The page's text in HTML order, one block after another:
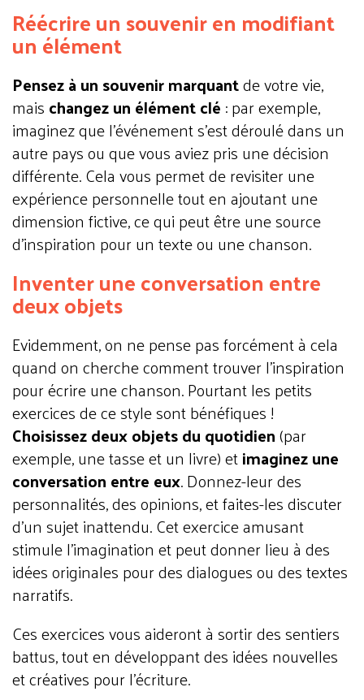
Réécrire un souvenir en modifiant
un élément
Pensez à un souvenir marquantde votre vie,
maischangez un élément clé: par exemple,
imaginez que l'événement s’est déroulé dans un
autre pays ou que vous aviez pris une décision
différente. Cela vous permet de revisiter une
expérience personnelle tout en ajoutant une
dimension fictive, ce qui peut être une source
d’inspiration pour un texte ou une chanson.
Inventer une conversation entre
deux objets
Evidemment, on ne pense pas forcément à cela
quand on cherche comment trouver l'inspiration
pour écrire une chanson. Pourtant les petits
exercices de ce style sont bénéfiques !
Choisissez deux objets du quotidien(par
exemple, une tasse et un livre) etimaginez une
conversation entre eux. Donnez-leur des
personnalités, des opinions, et faites-les discuter
d’un sujet inattendu. Cet exercice amusant
stimule l’imagination et peut donner lieu à des
idées originales pour des dialogues ou des textes
narratifs.
Ces exercices vous aideront à sortir des sentiers
battus, tout en développant des idées nouvelles
et créatives pour l'écriture.